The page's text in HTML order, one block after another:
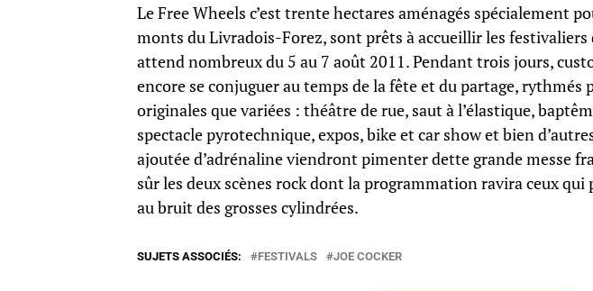
Le Free Wheels c’est trente hectares aménagés spécialement
monts du Livradois-Forez, sont prêts à accueillir les festivaliers
attend nombreux du 5 au 7 août 2011. Pendant trois jours,
encore se conjuguer au temps de la fête et du partage, rythmés
originales que variées : théâtre de rue, saut à l’élastique,
spectacle pyrotechnique, expos, bike et car show et bien
ajoutée d’adrénaline viendront pimenter dette grande messe
sûr les deux scènes rock dont la programmation ravira ceux
au bruit des grosses cylindrées.
SUJETS ASSOCIÉS: FESTIVALS JOE COCKER